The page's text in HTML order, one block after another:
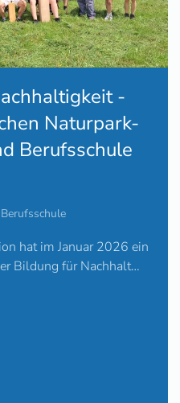
-
Naturpark-
Berufsschule
hat im Januar 2026 ein
Bildung für Nachhalt…